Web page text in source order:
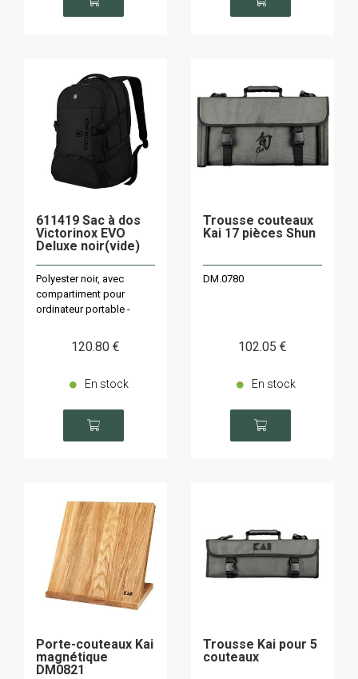
611419 Sac à dos
Victorinox EVO
Deluxe noir(vide)
Polyester noir, avec
compartiment pour
ordinateur portable -
120.80 €
En stock
Trousse couteaux
Kai 17 pièces Shun
DM.0780
102.05 €
En stock
Porte-couteaux Kai
magnétique
DM0821
Trousse Kai pour 5
couteaux